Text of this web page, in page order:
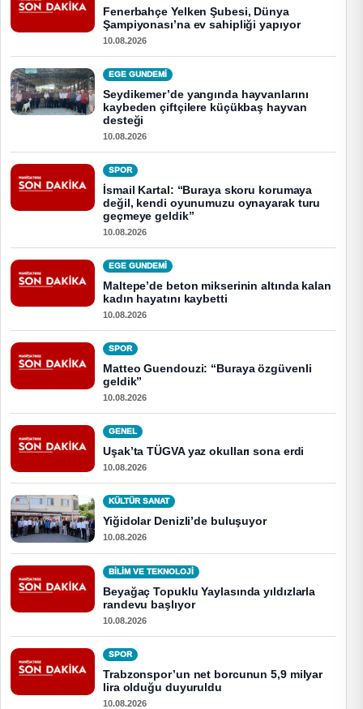
Fenerbahçe Yelken Şubesi, Dünya
Şampiyonası’na ev sahipliği yapıyor
10.08.2026
EGE GUNDEMİ
Seydikemer’de yangında hayvanlarını
kaybeden çiftçilere küçükbaş hayvan
desteği
10.08.2026
SPOR
İsmail Kartal: “Buraya skoru korumaya
değil, kendi oyunumuzu oynayarak turu
geçmeye geldik”
10.08.2026
EGE GUNDEMİ
Maltepe’de beton mikserinin altında kalan
kadın hayatını kaybetti
10.08.2026
SPOR
Matteo Guendouzi: “Buraya özgüvenli
geldik”
10.08.2026
GENEL
Uşak’ta TÜGVA yaz okulları sona erdi
10.08.2026
KÜLTÜR SANAT
Yiğidolar Denizli’de buluşuyor
10.08.2026
BİLİM VE TEKNOLOJİ
Beyağaç Topuklu Yaylasında yıldızlarla
randevu başlıyor
10.08.2026
SPOR
Trabzonspor’un net borcunun 5,9 milyar
lira olduğu duyuruldu
10.08.2026